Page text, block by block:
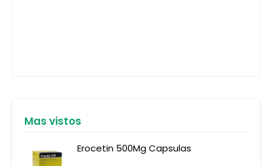
Mas vistos
Erocetin 500Mg Capsulas